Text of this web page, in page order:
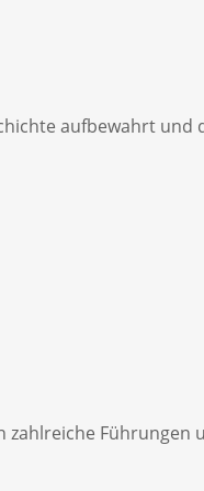
aufbewahrt und
Führungen